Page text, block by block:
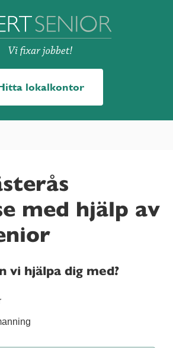
lokalkontor
med hjälp av
vi hjälpa dig med?